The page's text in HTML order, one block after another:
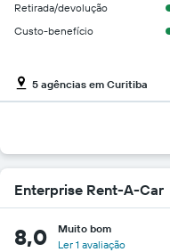
de
carro
empresas
fornecidas
Retirada/devolução
Custo-benefício
5 agências em Curitiba
Enterprise Rent-A-Car
8,0
Muito bom
Ler 1 avaliação